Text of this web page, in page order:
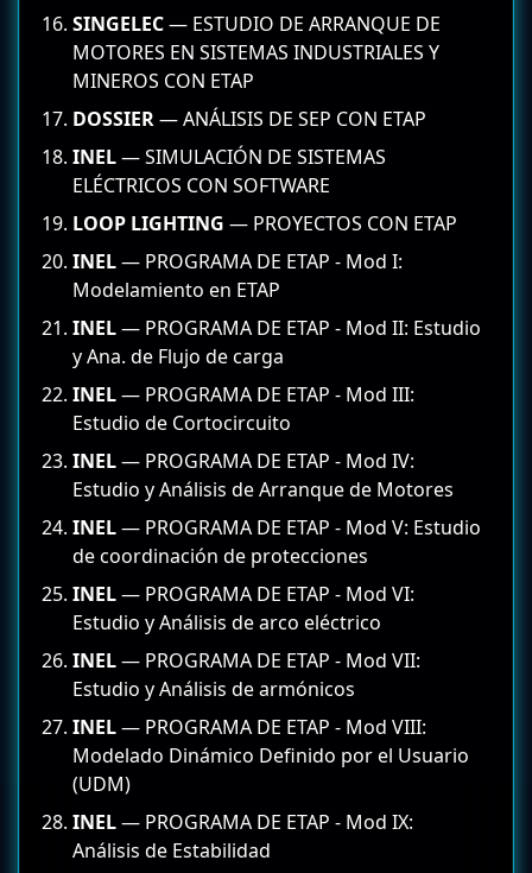
SINGELEC— ESTUDIO DE ARRANQUE DE
MOTORES EN SISTEMAS INDUSTRIALES Y
MINEROS CON ETAP
DOSSIER— ANÁLISIS DE SEP CON ETAP
INEL— SIMULACIÓN DE SISTEMAS
ELÉCTRICOS CON SOFTWARE
LOOP LIGHTING — PROYECTOS CON ETAP
INEL— PROGRAMA DE ETAP - Mod I:
Modelamiento en ETAP
INEL— PROGRAMA DE ETAP - Mod II: Estudio
y Ana. de Flujo de carga
INEL— PROGRAMA DE ETAP - Mod III:
Estudio de Cortocircuito
INEL— PROGRAMA DE ETAP - Mod IV:
Estudio y Análisis de Arranque de Motores
INEL— PROGRAMA DE ETAP - Mod V: Estudio
de coordinación de protecciones
INEL— PROGRAMA DE ETAP - Mod VI:
Estudio y Análisis de arco eléctrico
INEL— PROGRAMA DE ETAP - Mod VII:
Estudio y Análisis de armónicos
INEL— PROGRAMA DE ETAP - Mod VIII:
Modelado Dinámico Definido por el Usuario
(UDM)
INEL— PROGRAMA DE ETAP - Mod IX:
Análisis de Estabilidad